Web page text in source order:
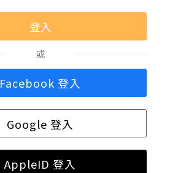
或
Facebook 登入
Google 登入
AppleID 登入